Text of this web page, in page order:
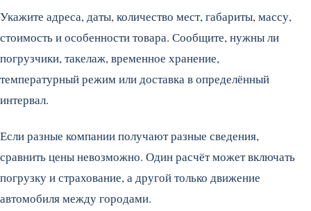
Укажите адреса, даты, количество мест, габариты, массу,
стоимость и особенности товара. Сообщите, нужны ли
погрузчики, такелаж, временное хранение,
температурный режим или доставка в определённый
интервал.
Если разные компании получают разные сведения,
сравнить цены невозможно. Один расчёт может включать
погрузку и страхование, а другой только движение
автомобиля между городами.